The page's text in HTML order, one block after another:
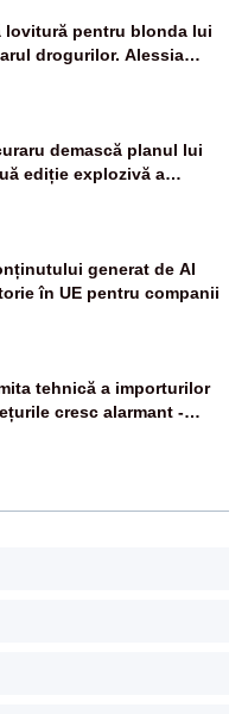
lovitură pentru blonda lui
drogurilor. Alessia
decizia magistraților
demască planul lui
ediție explozivă a
Zilei” la Realitatea PLUS
generat de AI
în UE pentru companii
tehnică a importurilor
cresc alarmant -
Plus